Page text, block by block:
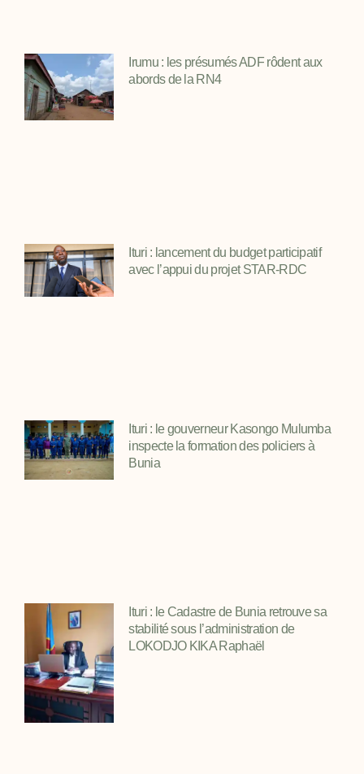
Irumu : les présumés ADF rôdent aux
abords de la RN4
Ituri : lancement du budget participatif
avec l’appui du projet STAR-RDC
Ituri : le gouverneur Kasongo Mulumba
inspecte la formation des policiers à
Bunia
Ituri : le Cadastre de Bunia retrouve sa
stabilité sous l’administration de
LOKODJO KIKA Raphaël